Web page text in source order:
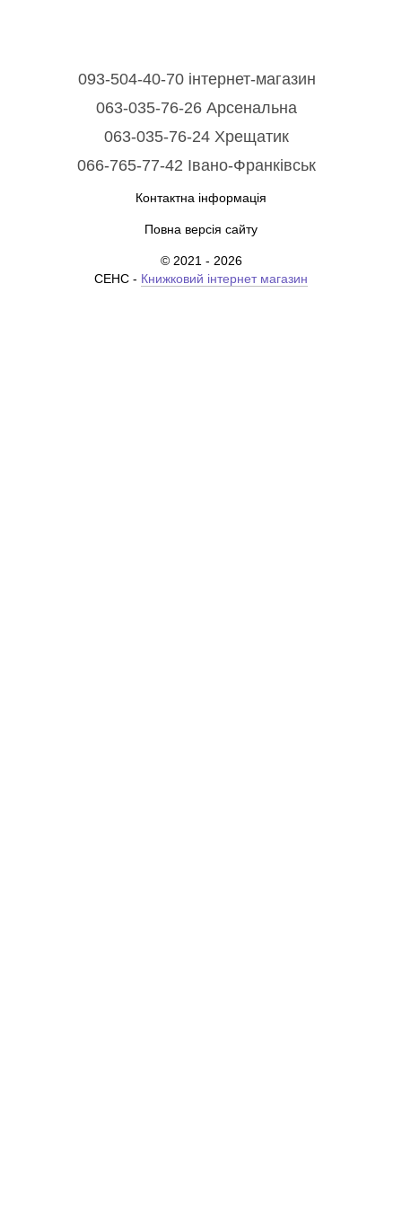
093-504-40-70 інтернет-магазин
063-035-76-26 Арсенальна
063-035-76-24 Хрещатик
066-765-77-42 Івано-Франківськ
Контактна інформація
Повна версія сайту
© 2021 - 2026
СЕНС - Книжковий інтернет магазин